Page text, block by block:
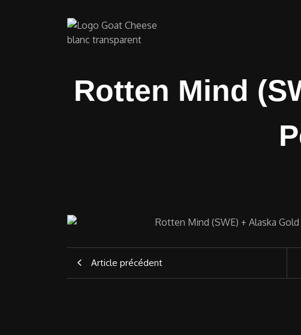
Rotten Mind
Article précédent